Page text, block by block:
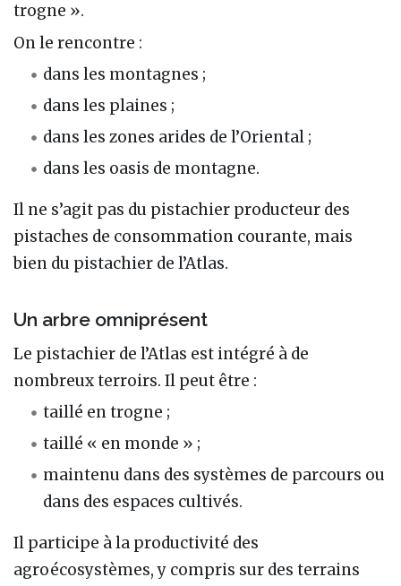
trogne ».
On le rencontre :
dans les montagnes ;
dans les plaines ;
dans les zones arides de l’Oriental ;
dans les oasis de montagne.
Il ne s’agit pas du pistachier producteur des
pistaches de consommation courante, mais
bien du pistachier de l’Atlas.
Un arbre omniprésent
Le pistachier de l’Atlas est intégré à de
nombreux terroirs. Il peut être :
taillé en trogne ;
taillé « en monde » ;
maintenu dans des systèmes de parcours ou
dans des espaces cultivés.
Il participe à la productivité des
agroécosystèmes, y compris sur des terrains